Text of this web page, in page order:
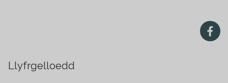
Llyfrgelloedd